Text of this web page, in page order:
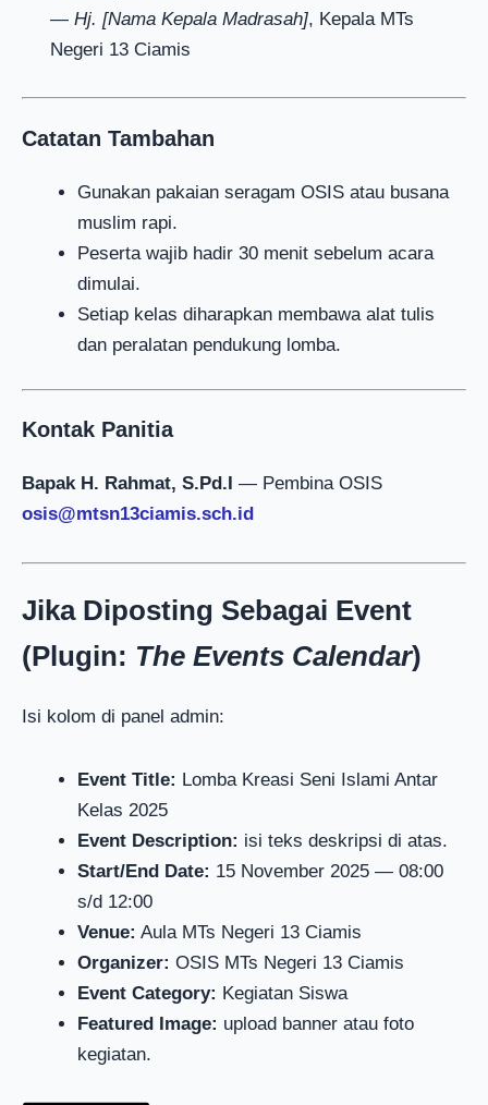
— Hj. [Nama Kepala Madrasah], Kepala MTs
Negeri 13 Ciamis
Catatan Tambahan
Gunakan pakaian seragam OSIS atau busana
muslim rapi.
Peserta wajib hadir 30 menit sebelum acara
dimulai.
Setiap kelas diharapkan membawa alat tulis
dan peralatan pendukung lomba.
Kontak Panitia
Bapak H. Rahmat, S.Pd.I — Pembina OSIS
osis@mtsn13ciamis.sch.id
Jika Diposting Sebagai Event
(Plugin: The Events Calendar)
Isi kolom di panel admin:
Event Title: Lomba Kreasi Seni Islami Antar
Kelas 2025
Event Description: isi teks deskripsi di atas.
Start/End Date: 15 November 2025 — 08:00
s/d 12:00
Venue: Aula MTs Negeri 13 Ciamis
Organizer: OSIS MTs Negeri 13 Ciamis
Event Category: Kegiatan Siswa
Featured Image: upload banner atau foto
kegiatan.